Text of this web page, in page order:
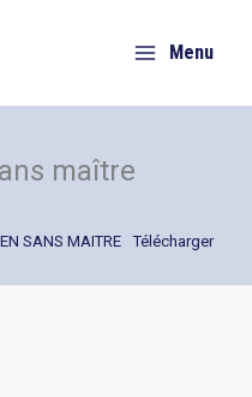
Menu
maître
SANS MAITRE Télécharger